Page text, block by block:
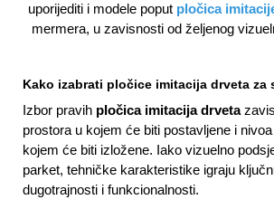
uporijediti i modele poput pločica
mermera, u zavisnosti od željenog
Kako izabrati pločice imitacija drveta za
Izbor pravih pločica imitacija drveta
prostora u kojem će biti postavljene i
kojem će biti izložene. Iako vizuelno
parket, tehničke karakteristike igraju
dugotrajnosti i funkcionalnosti.